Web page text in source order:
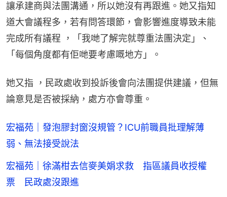
讓承建商與法團溝通，所以她沒有再跟進。她又指知
道大會議程多，若有問答環節，會影響進度導致未能
完成所有議程 ，「我哋了解完就尊重法團決定」、
「每個角度都有佢哋要考慮嘅地方」。
她又指 ，民政處收到投訴後會向法團提供建議，但無
論意見是否被採納，處方亦會尊重。
宏福苑｜發泡膠封窗沒規管？ICU前職員批理解薄
弱、無法接受說法
宏福苑｜徐滿柑去信麥美娟求救 指區議員收授權
票 民政處沒跟進